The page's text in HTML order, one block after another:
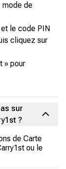
mode de
le code PIN
cliquez sur
» pour
sur
?
de Carte
ou le